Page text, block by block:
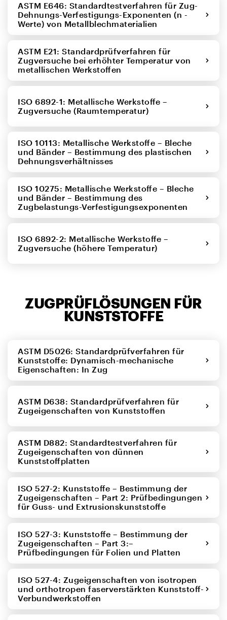
ASTM E646: Standardtestverfahren für Zug-
Dehnungs-Verfestigungs-Exponenten (n -
Werte) von Metallblechmaterialien
ASTM E21: Standardprüfverfahren für
Zugversuche bei erhöhter Temperatur von
metallischen Werkstoffen
ISO 6892-1: Metallische Werkstoffe –
Zugversuche (Raumtemperatur)
ISO 10113: Metallische Werkstoffe – Bleche
und Bänder – Bestimmung des plastischen
Dehnungsverhältnisses
ISO 10275: Metallische Werkstoffe – Bleche
und Bänder – Bestimmung des
Zugbelastungs-Verfestigungsexponenten
ISO 6892-2: Metallische Werkstoffe –
Zugversuche (höhere Temperatur)
ZUGPRÜFLÖSUNGEN FÜR
KUNSTSTOFFE
ASTM D5026: Standardprüfverfahren für
Kunststoffe: Dynamisch-mechanische
Eigenschaften: In Zug
ASTM D638: Standardprüfverfahren für
Zugeigenschaften von Kunststoffen
ASTM D882: Standardtestverfahren für
Zugeigenschaften von dünnen
Kunststoffplatten
ISO 527-2: Kunststoffe – Bestimmung der
Zugeigenschaften – Part 2: Prüfbedingungen
für Guss- und Extrusionskunststoffe
ISO 527-3: Kunststoffe – Bestimmung der
Zugeigenschaften – Part 3:–
Prüfbedingungen für Folien und Platten
ISO 527-4: Zugeigenschaften von isotropen
und orthotropen faserverstärkten Kunststoff-
Verbundwerkstoffen